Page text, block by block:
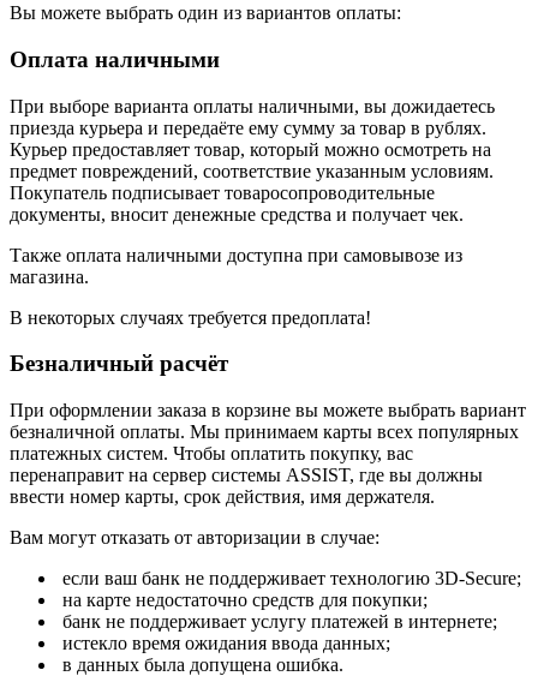
Вы можете выбрать один из вариантов оплаты:
Оплата наличными
При выборе варианта оплаты наличными, вы дожидаетесь
приезда курьера и передаёте ему сумму за товар в рублях.
Курьер предоставляет товар, который можно осмотреть на
предмет повреждений, соответствие указанным условиям.
Покупатель подписывает товаросопроводительные
документы, вносит денежные средства и получает чек.
Также оплата наличными доступна при самовывозе из
магазина.
В некоторых случаях требуется предоплата!
Безналичный расчёт
При оформлении заказа в корзине вы можете выбрать вариант
безналичной оплаты. Мы принимаем карты всех популярных
платежных систем. Чтобы оплатить покупку, вас
перенаправит на сервер системы ASSIST, где вы должны
ввести номер карты, срок действия, имя держателя.
Вам могут отказать от авторизации в случае:
если ваш банк не поддерживает технологию 3D-Secure;
на карте недостаточно средств для покупки;
банк не поддерживает услугу платежей в интернете;
истекло время ожидания ввода данных;
в данных была допущена ошибка.